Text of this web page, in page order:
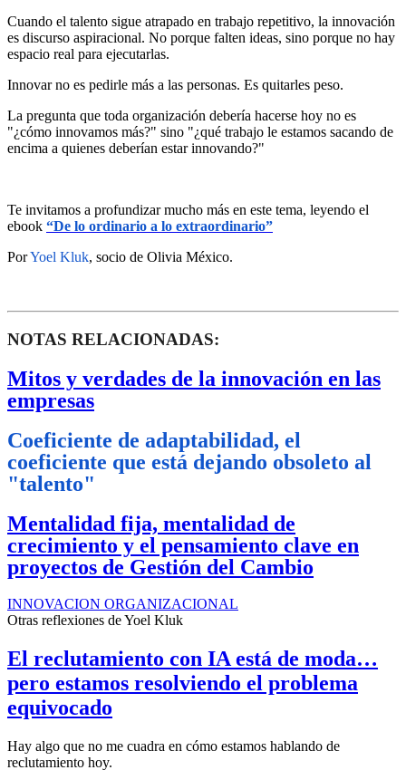
Cuando el talento sigue atrapado en trabajo repetitivo, la innovación
es discurso aspiracional. No porque falten ideas, sino porque no hay
espacio real para ejecutarlas.
Innovar no es pedirle más a las personas. Es quitarles peso.
La pregunta que toda organización debería hacerse hoy no es
"¿cómo innovamos más?" sino "¿qué trabajo le estamos sacando de
encima a quienes deberían estar innovando?"
Te invitamos a profundizar mucho más en este tema, leyendo el
ebook “De lo ordinario a lo extraordinario”
PorYoel Kluk, socio de Olivia México.
NOTAS RELACIONADAS:
Mitos y verdades de la innovación en las
empresas
Coeficiente de adaptabilidad, el
coeficiente que está dejando obsoleto al
"talento"
Mentalidad fija, mentalidad de
crecimiento y el pensamiento clave en
proyectos de Gestión del Cambio
INNOVACION ORGANIZACIONAL
Otras reflexiones deYoel Kluk
El reclutamiento con IA está de moda…
pero estamos resolviendo el problema
equivocado
Hay algo que no me cuadra en cómo estamos hablando de
reclutamiento hoy.